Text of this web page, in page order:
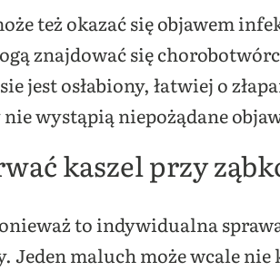
też okazać się objawem
znajdować się
jest osłabiony, łatwiej o
wystąpią niepożądane
kaszel przy
to indywidualna
Jeden maluch może wcale